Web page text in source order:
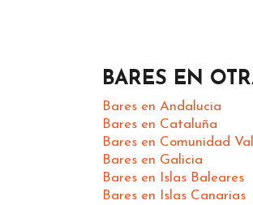
BARES EN
Bares en Andalucia
Bares en Cataluña
Bares en Comunidad
Bares en Galicia
Bares en Islas Baleares
Bares en Islas Canarias